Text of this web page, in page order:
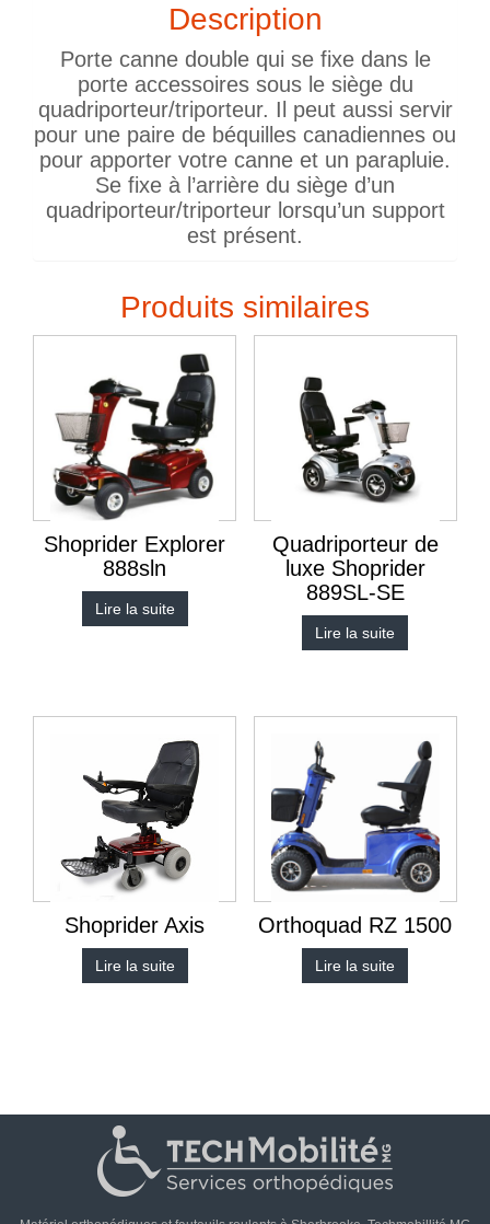
Description
Porte canne double qui se fixe dans le
porte accessoires sous le siège du
quadriporteur/triporteur. Il peut aussi servir
pour une paire de béquilles canadiennes ou
pour apporter votre canne et un parapluie.
Se fixe à l’arrière du siège d’un
quadriporteur/triporteur lorsqu’un support
est présent.
Produits similaires
Shoprider Explorer
888sln
Lire la suite
Quadriporteur de
luxe Shoprider
889SL-SE
Lire la suite
Shoprider Axis
Lire la suite
Orthoquad RZ 1500
Lire la suite